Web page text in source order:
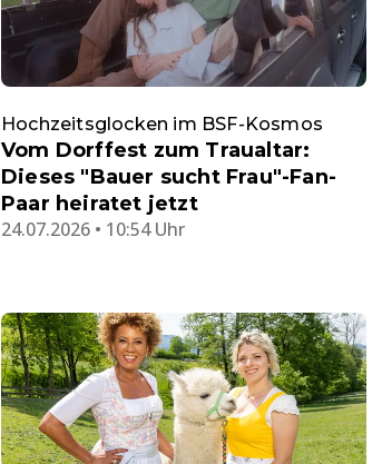
Hochzeitsglocken im BSF-Kosmos
Vom Dorffest zum Traualtar:
Dieses "Bauer sucht Frau"-Fan-
Paar heiratet jetzt
24.07.2026 • 10:54 Uhr